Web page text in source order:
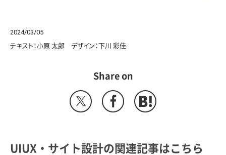
2024/03/05
テキスト：小原 太郎 デザイン：下川 彩佳
Share on
UIUX・サイト設計の関連記事はこちら